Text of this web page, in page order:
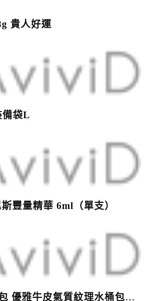
貴人好運
備袋L
豐量精華 6ml（單支）
水桶包(2色)【XBO7950112】＊艾美時尚(現+預)